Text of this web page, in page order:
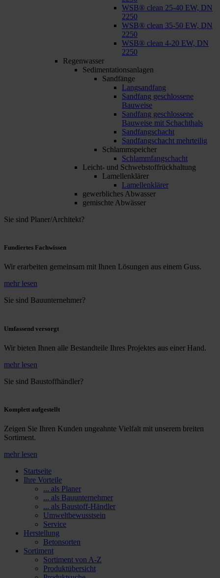
WSB® clean 25-40 EW, DN
2250
WSB® clean 35-50 EW, DN
2250
WSB® clean 4-20 EW, DN
2250
Regenwasser
Sedimentationsanlagen
Sandfänge
Langsandfang
Sandfang geschlossene
Bauweise
Sandfang geschlossene
Bauweise mit Schachthals
Sandfangschacht
Sandfangschacht mehrteilig
Schlammspeicher
Schlammfangschacht
Leicht- und Schwebstoffrückhaltung
Lamellenklärer
Lamellenklärer
gewerbliches Abwasser
gemischte Abwässer
Sie sind Planer/Architekt?
Fundiertes Fachwissen
Wir erarbeiten gemeinsam mit Ihnen Lösungen aus einem Guss.
mehr lesen
Sie sind Bauunternehmer?
Umfassend versorgt
Wir bieten Ihnen alle Bestandteile Ihres Projektes aus einer Hand.
mehr lesen
Sie sind Baustoffhändler?
Komplett aufgestellt
Zeigen Sie Ihren Kunden ungeahnte Vielfalt mit unserem breiten
Sortiment.
mehr lesen
Startseite
Ihre Vorteile
... als Planer
... als Bauunternehmer
... als Baustoff-Händler
Umweltbewusstsein
Service
Herstellung
Betonsorten
Sortiment
Sortiment von A-Z
Produktübersicht